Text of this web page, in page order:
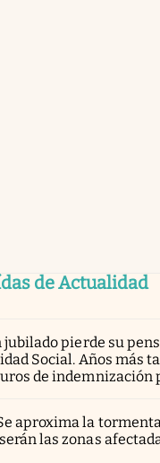
de Actualidad
jubilado pierde su
Social. Años más
de indemnización
aproxima la
las zonas